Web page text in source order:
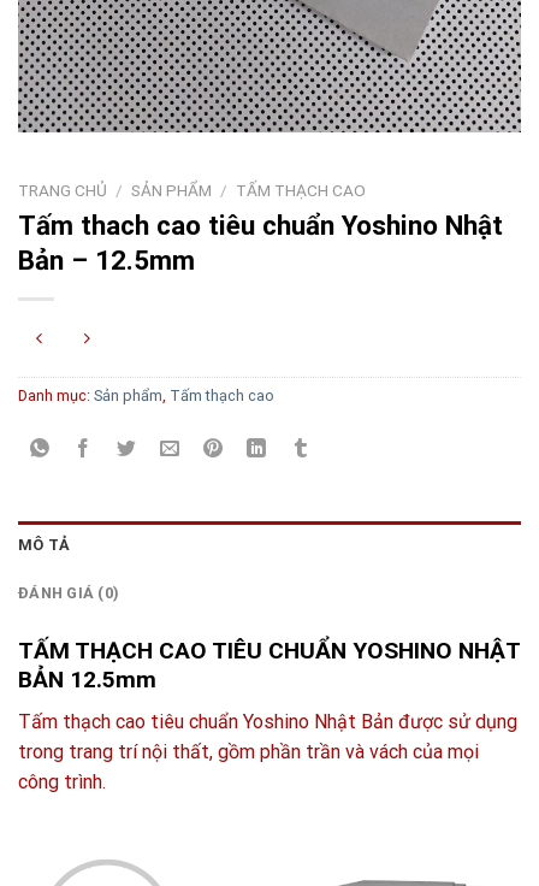
TRANG CHỦ / SẢN PHẨM / TẤM THẠCH CAO
Tấm thach cao tiêu chuẩn Yoshino Nhật
Bản – 12.5mm
Danh mục: Sản phẩm, Tấm thạch cao
MÔ TẢ
ĐÁNH GIÁ (0)
TẤM THẠCH CAO TIÊU CHUẨN YOSHINO NHẬT
BẢN 12.5mm
Tấm thạch cao tiêu chuẩn Yoshino Nhật Bản được sử dụng
trong trang trí nội thất, gồm phần trần và vách của mọi
công trình.